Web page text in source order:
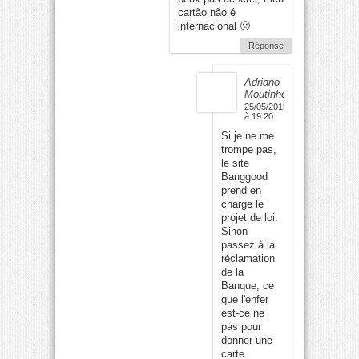
cartão não é
internacional 🙁
Réponse
Adriano
Moutinho
25/05/2015
à 19:20
Si je ne me
trompe pas,
le site
Banggood
prend en
charge le
projet de loi.
Sinon
passez à la
réclamation
de la
Banque, ce
que l'enfer
est-ce ne
pas pour
donner une
carte